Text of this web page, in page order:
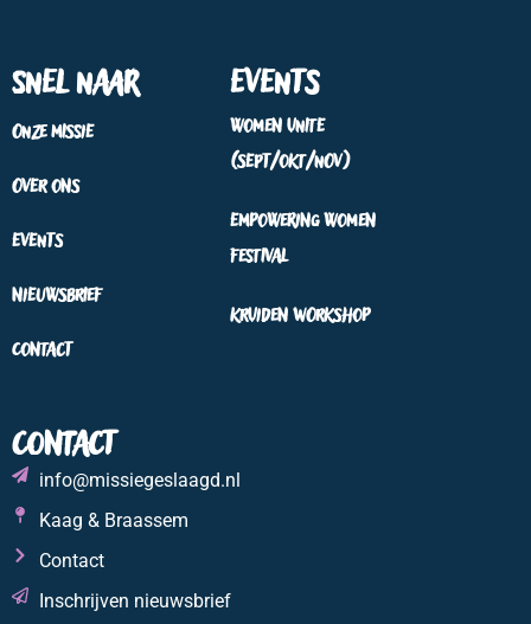
Snel naar
Onze missie
Over ons
Events
Nieuwsbrief
Contact
Events
Women Unite
(sept/okt/nov)
Empowering Women
Festival
Kruiden workshop
Contact
info@missiegeslaagd.nl
Kaag & Braassem
Contact
Inschrijven nieuwsbrief